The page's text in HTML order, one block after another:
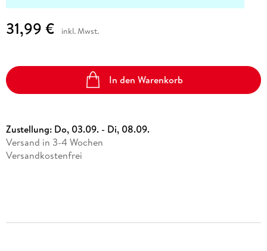
31,99 € inkl. Mwst.
In den Warenkorb
Zustellung: Do, 03.09. - Di, 08.09.
Versand in 3-4 Wochen
Versandkostenfrei